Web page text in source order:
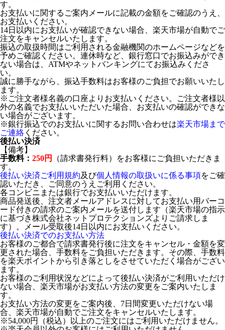
す。
お支払いに関するご案内メールに記載の金額をご確認のうえ、
お支払いください。
14日以内にお支払いが確認できない場合、楽天市場が自動でご
注文をキャンセルいたします。
振込の取扱時間はご利用される金融機関のホームページなどを
予めご確認ください。連休時など、銀行窓口でお振込みができ
ない場合は、ATMやネットバンキングにてお振込みくださ
い。
誠に勝手ながら、振込手数料はお客様のご負担でお願いいたし
ます。
※ご注文者様名義の口座よりお支払いください。ご注文者様以
外の名義でお支払いいただいた場合、お支払いの確認ができな
い場合がございます。
※銀行振込でのお支払いに関するお問い合わせは楽天市場まで
ご連絡 ください。
後払い決済
【備考】
手数料： 250円
（請求書発行料）をお客様にご負担いただきま
す。
後払い決済ご利用規約及び個人情報の取扱いに係る事項をご確
認いただき、ご同意のうえご利用ください。
各コンビニまたは銀行でお支払いいただけます。
商品発送後、注文者メールアドレスに対してお支払い用バーコ
ード付きの請求のご案内メールを送付します（楽天市場の指示
に基づき株式会社ネットプロテクションズよりご請求しま
す）。メール受取後14日以内にお支払いください。
後払い決済でのお支払い方法
お客様のご都合で請求書発行後に注文をキャンセル・金額を変
更された場合、手数料をご負担いただきます。その際、手数料
を楽天ポイントから引き落としをさせていただく場合がござい
ます。
お客様のご利用状況などによって後払い決済がご利用いただけ
ない場合、楽天市場がお支払い方法の変更をご案内いたしま
す。
お支払い方法の変更をご案内後、7日間変更いただけない場
合、楽天市場が自動でご注文をキャンセルいたします。
※54,000円（税込）以上のご注文にはご利用いただけません。